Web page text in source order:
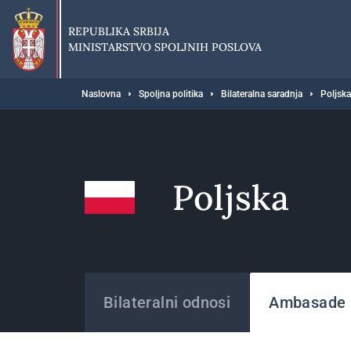
Preskoči
glavni
deo
sadržaja
REPUBLIKA SRBIJA
MINISTARSTVO SPOLJNIH POSLOVA
Breadcrumb
Naslovna Spoljna politika Bilateralna saradnja Poljska
Poljska
Bilateralni odnosi